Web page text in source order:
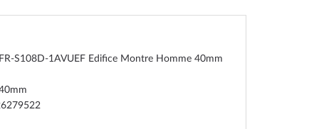
S108D-1AVUEF Edifice Montre Homme 40mm